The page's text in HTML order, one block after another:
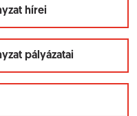
hírei
pályázatai